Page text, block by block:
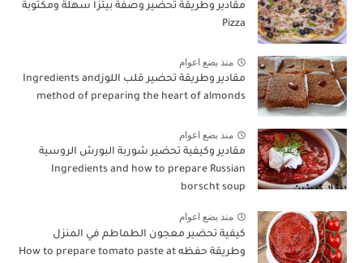
مقادير وطريقة تحضير وصفة بيتزا سهلة ومكتوبة
Pizza
منذ بضع اعوام
مقادير وطريقة تحضير قلب اللوزIngredients and
method of preparing the heart of almonds
منذ بضع اعوام
مقادير وكيفية تحضير شوربة البورش الروسية
Ingredients and how to prepare Russian
borscht soup
منذ بضع اعوام
كيفية تحضير معجون الطماطم في المنزل
وطريقة حفظه How to prepare tomato paste at